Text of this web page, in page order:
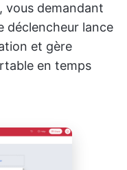
vous demandant
déclencheur lance
et gère
en temps